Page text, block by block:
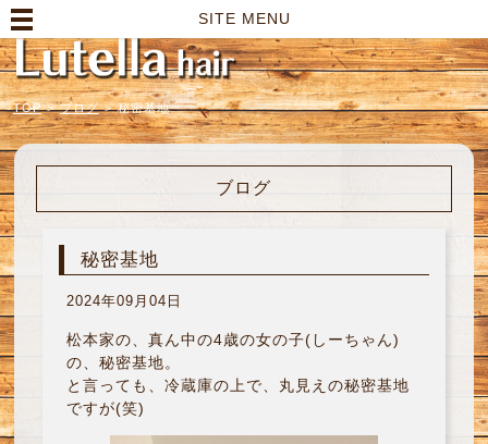
SITE MENU
TOP > ブログ > 秘密基地
ブログ
秘密基地
2024年09月04日
松本家の、真ん中の4歳の女の子(しーちゃん)
の、秘密基地。
と言っても、冷蔵庫の上で、丸見えの秘密基地
ですが(笑)